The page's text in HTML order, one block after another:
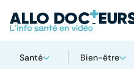
Santé Bien-être